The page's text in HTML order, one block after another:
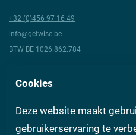
+32 (0)456 97 16 49
info@getwise.be
BTW BE 1026.862.784
Over Wise Algemene voorwaarden
Cookies
Deze website maakt
gebruikerservaring te